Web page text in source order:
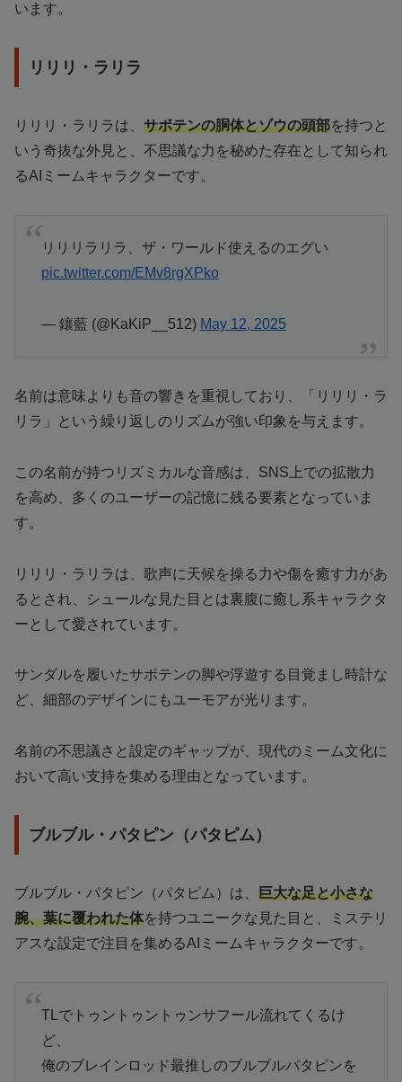
います。
リリリ・ラリラ
リリリ・ラリラは、 サボテンの胴体とゾウの頭部を持つと
いう奇抜な外見と、不思議な力を秘めた存在として知られ
るAIミームキャラクターです。
リリリラリラ、ザ・ワールド使えるのエグい
pic.twitter.com/EMv8rgXPko
— 鑲藍 (@KaKiP__512) May 12, 2025
名前は意味よりも音の響きを重視しており、「リリリ・ラ
リラ」という繰り返しのリズムが強い印象を与えます。
この名前が持つリズミカルな音感は、SNS上での拡散力
を高め、多くのユーザーの記憶に残る要素となっていま
す。
リリリ・ラリラは、歌声に天候を操る力や傷を癒す力があ
るとされ、シュールな見た目とは裏腹に癒し系キャラクタ
ーとして愛されています。
サンダルを履いたサボテンの脚や浮遊する目覚まし時計な
ど、細部のデザインにもユーモアが光ります。
名前の不思議さと設定のギャップが、現代のミーム文化に
おいて高い支持を集める理由となっています。
ブルブル・パタピン（パタピム）
ブルブル・パタピン（パタピム）は、 巨大な足と小さな
腕、葉に覆われた体を持つユニークな見た目と、ミステリ
アスな設定で注目を集めるAIミームキャラクターです。
TLでトゥントゥントゥンサフール流れてくるけ
ど、
俺のブレインロッド最推しのブルブルパタピンを